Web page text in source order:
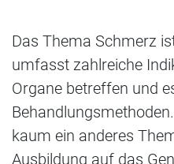
Das Thema Schmerz
umfasst zahlreiche
Organe betreffen und
kaum ein anderes
Ausbildung auf das